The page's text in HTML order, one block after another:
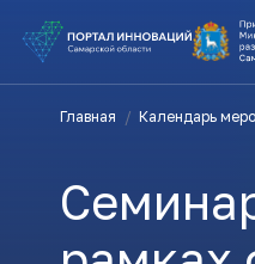
Главная / Календарь